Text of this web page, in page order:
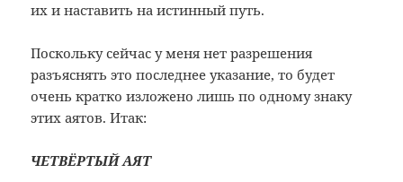
их и наставить на истинный путь.
Поскольку сейчас у меня нет разрешения
разъяснять это последнее указание, то будет
очень кратко изложено лишь по одному знаку
этих аятов. Итак:
ЧЕТВЁРТЫЙ АЯТ